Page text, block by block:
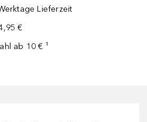
Lieferzeit
€
ab 10 € ¹